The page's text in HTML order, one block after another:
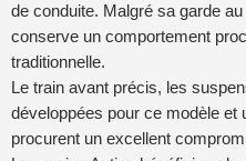
de conduite. Malgré sa garde
conserve un comportement
traditionnelle.
Le train avant précis, les
développées pour ce modèle et
procurent un excellent